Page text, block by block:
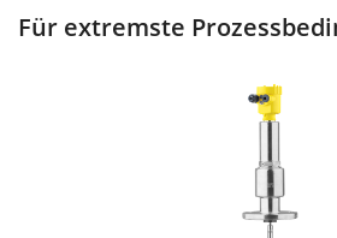
Für extremste